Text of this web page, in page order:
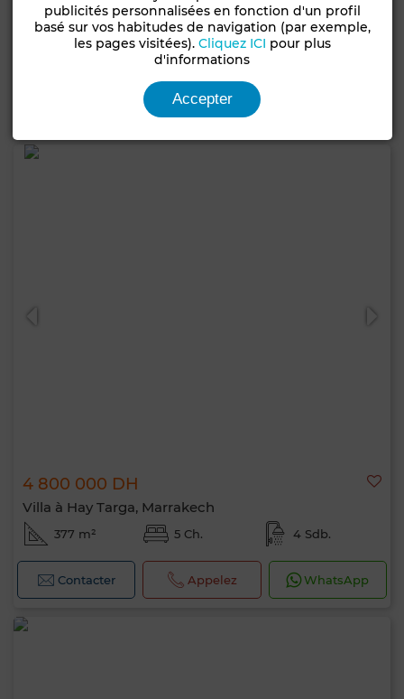
4 800 000 DH
Villa à Hay Targa, Marrakech
6 Ch.
Appelez
4 800 000 DH
Villa à Hay Targa, Marrakech
377 m² 5 Ch. 4 Sdb.
Contacter Appelez WhatsApp
publicités personnalisées en fonction d'un profil
basé sur vos habitudes de navigation (par exemple,
les pages visitées). Cliquez ICI pour plus
d'informations
Accepter